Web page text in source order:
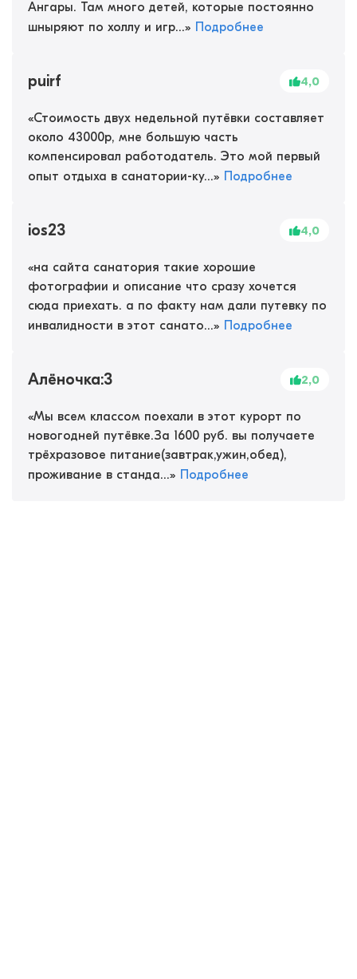
Ангары. Там много детей, которые постоянно
шныряют по холлу и игр...» Подробнее
puirf 4,0
«Стоимость двух недельной путёвки составляет
около 43000р, мне большую часть
компенсировал работодатель. Это мой первый
опыт отдыха в санатории-ку...» Подробнее
ios23 4,0
«на сайта санатория такие хорошие
фотографии и описание что сразу хочется
сюда приехать. а по факту нам дали путевку по
инвалидности в этот санато...» Подробнее
Алёночка:3 2,0
«Мы всем классом поехали в этот курорт по
новогодней путёвке.За 1600 руб. вы получаете
трёхразовое питание(завтрак,ужин,обед),
проживание в станда...» Подробнее